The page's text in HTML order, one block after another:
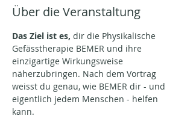
Über die Veranstaltung
Das Ziel ist es, dir die Physikalische
Gefässtherapie BEMER und ihre
einzigartige Wirkungsweise
näherzubringen. Nach dem Vortrag
weisst du genau, wie BEMER dir - und
eigentlich jedem Menschen - helfen
kann.